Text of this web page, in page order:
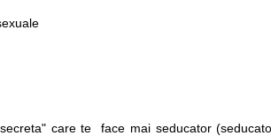
care te face mai seducator